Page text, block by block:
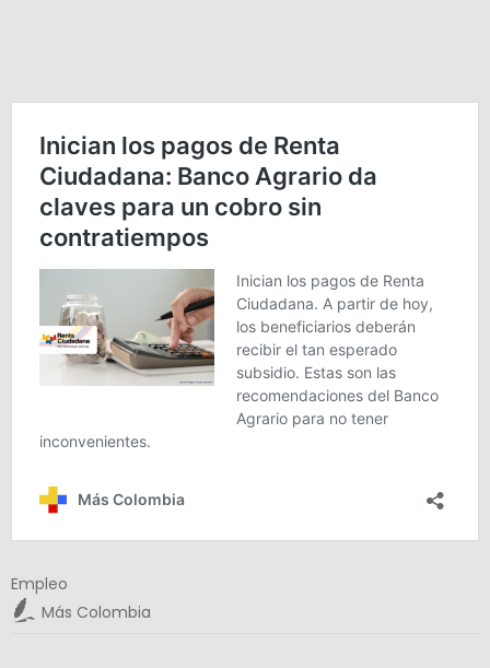
Empleo
Más Colombia